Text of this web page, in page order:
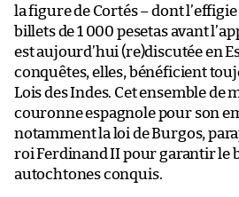
la figure de Cortés – dont
billets de 1 000 pesetas avant
est aujourd’hui (re)discutée en
conquêtes, elles, bénéficient
Lois des Indes. Cet ensemble de
couronne espagnole pour son
notamment la loi de Burgos,
roi Ferdinand II pour garantir le
autochtones conquis.